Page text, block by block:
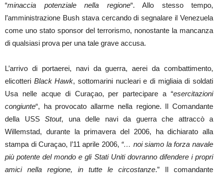
“minaccia potenziale nella regione“. Allo stesso tempo,
l’amministrazione Bush stava cercando di segnalare il Venezuela
come uno stato sponsor del terrorismo, nonostante la mancanza
di qualsiasi prova per una tale grave accusa.
L’arrivo di portaerei, navi da guerra, aerei da combattimento,
elicotteri Black Hawk, sottomarini nucleari e di migliaia di soldati
Usa nelle acque di Curaçao, per partecipare a “esercitazioni
congiunte“, ha provocato allarme nella regione. Il Comandante
della USS Stout, una delle navi da guerra che attraccò a
Willemstad, durante la primavera del 2006, ha dichiarato alla
stampa di Curaçao, l’11 aprile 2006, “… noi siamo la forza navale
più potente del mondo e gli Stati Uniti dovranno difendere i propri
amici nella regione, in tutte le circostanze.” Il comandante